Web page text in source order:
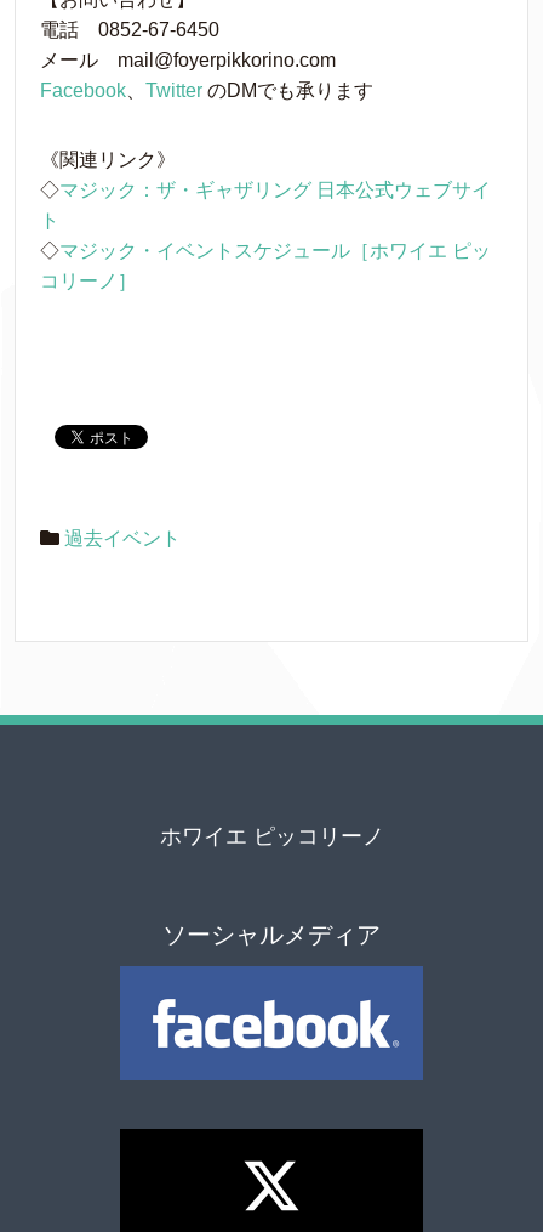
電話 0852-67-6450
メール mail@foyerpikkorino.com
Facebook
Twitter のDMでも承ります
《関連リンク》
◇マジック：ザ・ギャザリング 日本公式ウェブサイ
ト
◇マジック・イベントスケジュール［ホワイエ ピッ
コリーノ］
過去イベント
ホワイエ ピッコリーノ
ソーシャルメディア